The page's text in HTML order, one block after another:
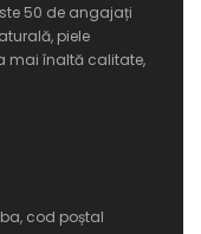
50 de angajați
piele
mai înaltă calitate,
cod poștal